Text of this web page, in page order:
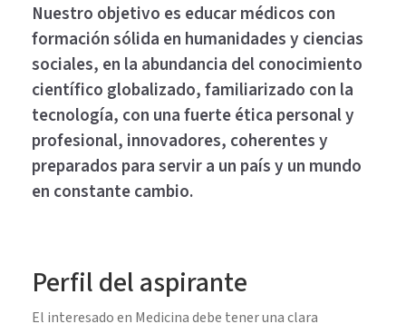
Nuestro objetivo es educar médicos con
formación sólida en humanidades y ciencias
sociales, en la abundancia del conocimiento
científico globalizado, familiarizado con la
tecnología, con una fuerte ética personal y
profesional, innovadores, coherentes y
preparados para servir a un país y un mundo
en constante cambio.
Perfil del aspirante
El interesado en Medicina debe tener una clara